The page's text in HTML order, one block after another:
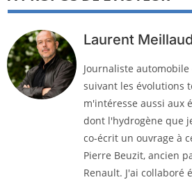
Laurent Meillaud
Journaliste
suivant les évolutions
m'intéresse aussi aux
dont l'hydrogène que
co-écrit un ouvrage à
Pierre Beuzit, ancien
Renault. J'ai collaboré